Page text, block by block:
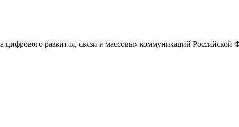
развития, связи и массовых коммуникаций Российской